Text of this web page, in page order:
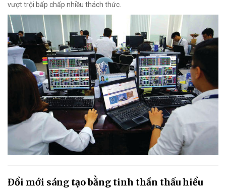
vượt trội bấp chấp nhiều thách thức.
Đổi mới sáng tạo bằng tinh thần thấu hiểu